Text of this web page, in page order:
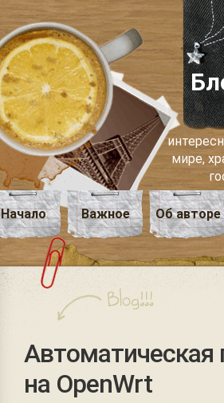
мире,
Начало Важное Об авторе
Автоматическая
на OpenWrt